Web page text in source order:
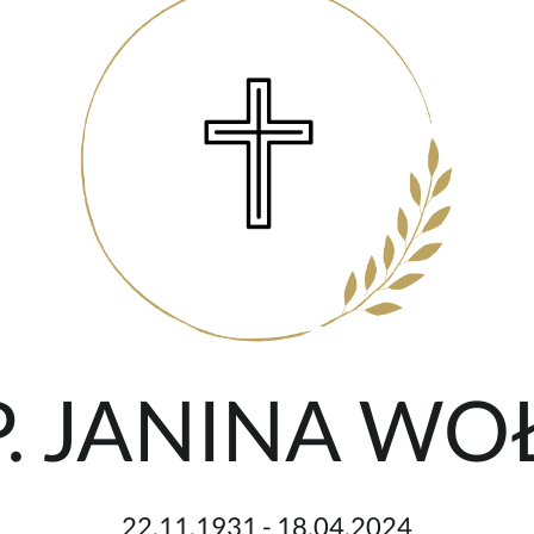
JANINA
22.11.1931 - 18.04.2024